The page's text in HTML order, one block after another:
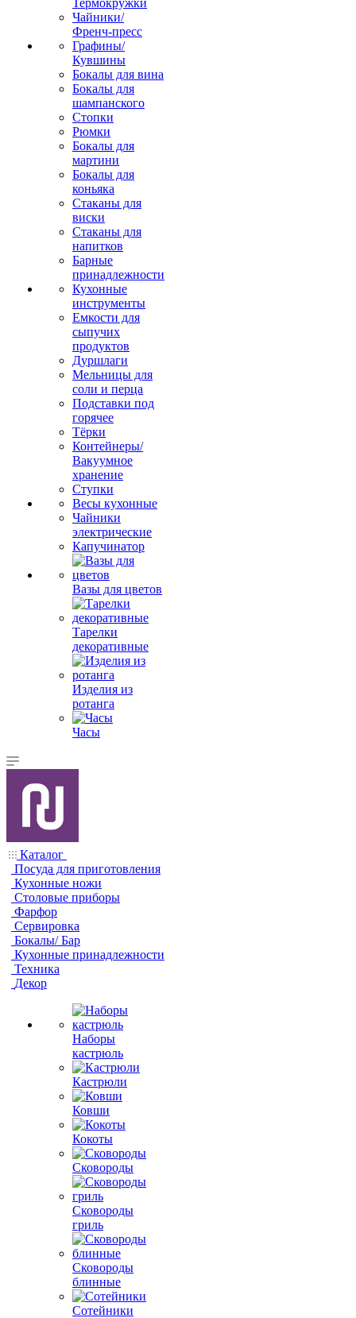
Термокружки
Чайники/
Френч-пресс
Графины/
Кувшины
Бокалы для вина
Бокалы для
шампанского
Стопки
Рюмки
Бокалы для
мартини
Бокалы для
коньяка
Стаканы для
виски
Стаканы для
напитков
Барные
принадлежности
Кухонные
инструменты
Емкости для
сыпучих
продуктов
Дуршлаги
Мельницы для
соли и перца
Подставки под
горячее
Тёрки
Контейнеры/
Вакуумное
хранение
Ступки
Весы кухонные
Чайники
электрические
Капучинатор
Вазы для цветов
Тарелки
декоративные
Изделия из
ротанга
Часы
Каталог
Посуда для приготовления
Кухонные ножи
Столовые приборы
Фарфор
Сервировка
Бокалы/ Бар
Кухонные принадлежности
Техника
Декор
Наборы
кастрюль
Кастрюли
Ковши
Кокоты
Сковороды
Сковороды
гриль
Сковороды
блинные
Сотейники